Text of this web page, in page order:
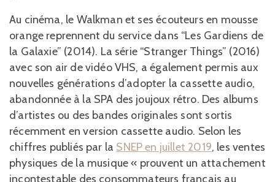
Au cinéma, le Walkman et ses écouteurs en mousse
orange reprennent du service dans “Les Gardiens de
la Galaxie” (2014). La série “Stranger Things” (2016)
avec son air de vidéo VHS, a également permis aux
nouvelles générations d’adopter la cassette audio,
abandonnée à la SPA des joujoux rétro. Des albums
d’artistes ou des bandes originales sont sortis
récemment en version cassette audio. Selon les
chiffres publiés par la SNEP en juillet 2019, les ventes
physiques de la musique « prouvent un attachement
incontestable des consommateurs français au